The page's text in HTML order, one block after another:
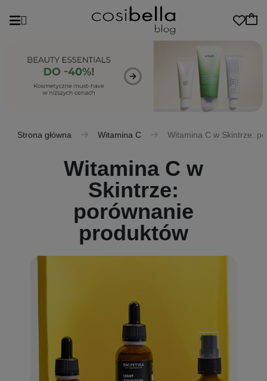
Strona główna Witamina C Witamina C w Skintrze:
Witamina C w
Skintrze:
porównanie
produktów